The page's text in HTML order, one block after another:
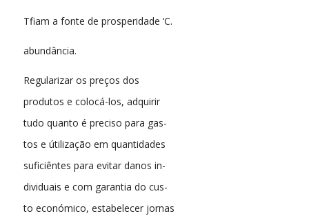
Tfiam a fonte de prosperidade ‘C.
abundância.
Regularizar os preços dos
produtos e colocá-los, adquirir
tudo quanto é preciso para gas-
tos e útilização em quantidades
suficiêntes para evitar danos in-
dividuais e com garantia do cus-
to económico, estabelecer jornas